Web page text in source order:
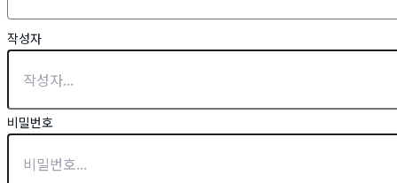
작성자
비밀번호